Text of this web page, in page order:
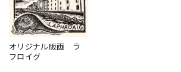
オリジナル版画 ラ
フロイグ